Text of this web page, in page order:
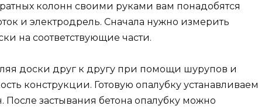
колонн своими руками вам понадобятся
и электродрель. Сначала нужно измерить
на соответствующие части.
доски друг к другу при помощи шурупов и
конструкции. Готовую опалубку устанавливаем
После застывания бетона опалубку можно